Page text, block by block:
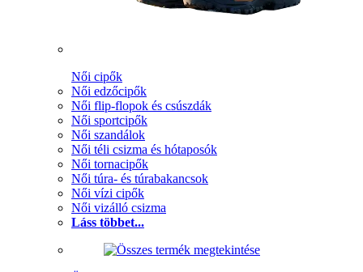
Női cipők
Női edzőcipők
Női flip-flopok és csúszdák
Női sportcipők
Női szandálok
Női téli csizma és hótaposók
Női tornacipők
Női túra- és túrabakancsok
Női vízi cipők
Női vizálló csizma
Láss többet...